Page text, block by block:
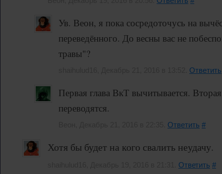
Ув. Веон, я пока сосредоточусь на
переведённого. До весны вас не
травы"?
Ответить
Первая глава ВкТ вычитывается.
переводятся.
Ответить #
Хотя бы будет на кого свалить неудачу.
Ответить #